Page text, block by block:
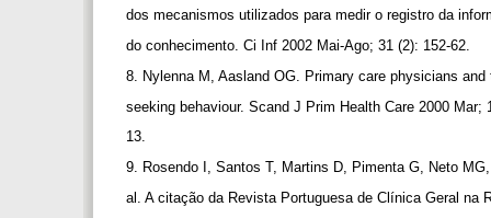
dos mecanismos utilizados para medir o registro da
do conhecimento. Ci Inf 2002 Mai-Ago; 31 (2): 152-62.
8. Nylenna M, Aasland OG. Primary care physicians
seeking behaviour. Scand J Prim Health Care 2000 Mar;
13.
9. Rosendo I, Santos T, Martins D, Pimenta G, Neto
al. A citação da Revista Portuguesa de Clínica Geral na